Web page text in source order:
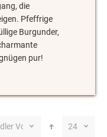
die
Pfeffrige
Burgunder,
pur!
Vorschlag 24